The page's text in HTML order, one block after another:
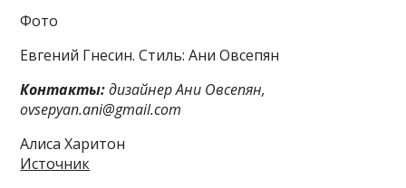
Фото
Евгений Гнесин. Стиль: Ани Овсепян
Контакты:дизайнер Ани Овсепян,
ovsepyan.ani@gmail.com
Алиса Харитон
Источник